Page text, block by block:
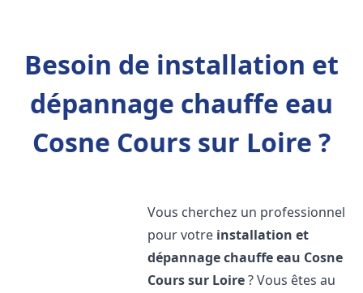
Besoin de installation et
dépannage chauffe eau
Cosne Cours sur Loire ?
Vous cherchez un professionnel
pour votre installation et
dépannage chauffe eau Cosne
Cours sur Loire? Vous êtes au